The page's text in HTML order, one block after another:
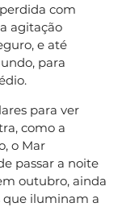
com
agitação
e até
para
para ver
como a
o Mar
passar a noite
outubro, ainda
que iluminam a